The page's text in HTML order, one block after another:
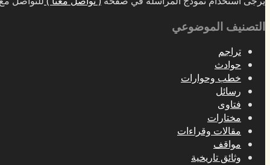
التصنيف الموضوعي
تراجم
حوادث
خطب وحوارات
رسائل
فتاوى
مختارات
مقالات وقراءات
مواقف
وثائق تاريخية